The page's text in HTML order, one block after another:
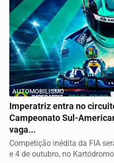
AUTOMOBILISMO
Imperatriz entra no
Campeonato Sul-
vaga...
Competição inédita da FIA
e 4 de outubro, no